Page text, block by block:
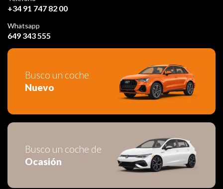
+34 91 747 82 00
Whatsapp
649 343 555
Busco un coche
Nuevo
Busco un coche de
Ocasión